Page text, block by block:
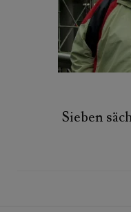
Sieben